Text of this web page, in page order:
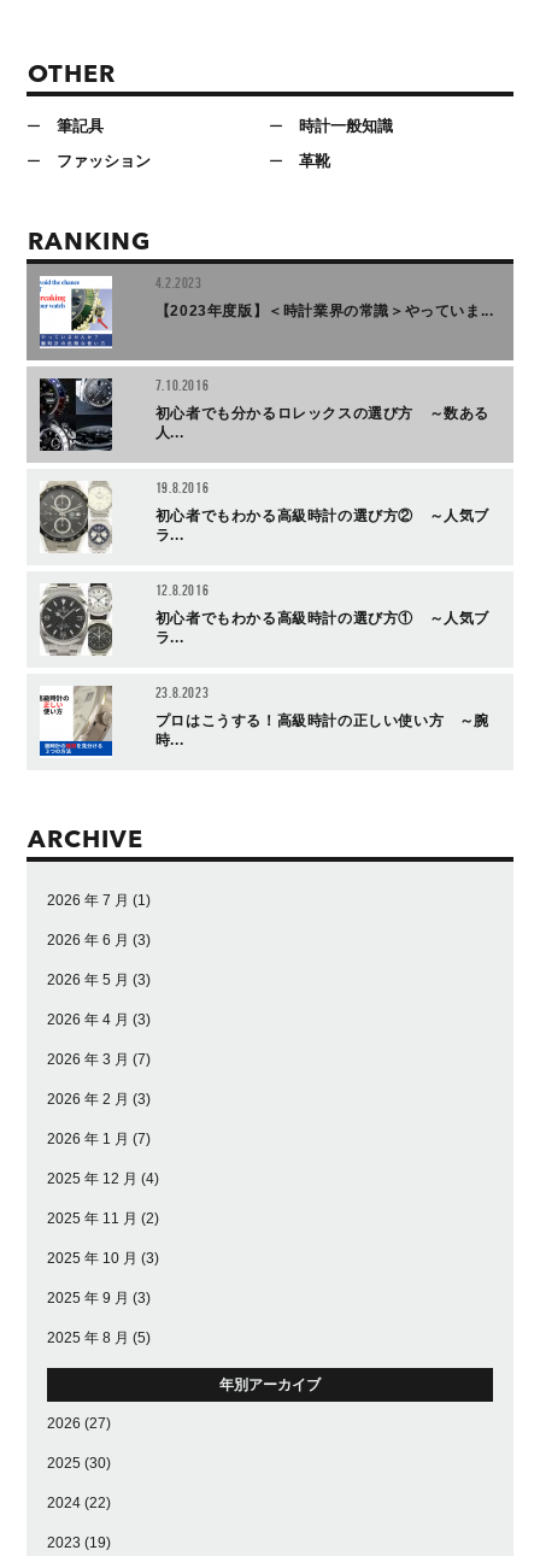
OTHER
筆記具
時計一般知識
ファッション
革靴
RANKING
4.2.2023
【2023年度版】＜時計業界の常識＞やっていま...
7.10.2016
初心者でも分かるロレックスの選び方 ～数ある
人...
19.8.2016
初心者でもわかる高級時計の選び方② ～人気ブ
ラ...
12.8.2016
初心者でもわかる高級時計の選び方① ～人気ブ
ラ...
23.8.2023
プロはこうする！高級時計の正しい使い方 ～腕
時...
ARCHIVE
2026 年 7 月 (1)
2026 年 6 月 (3)
2026 年 5 月 (3)
2026 年 4 月 (3)
2026 年 3 月 (7)
2026 年 2 月 (3)
2026 年 1 月 (7)
2025 年 12 月 (4)
2025 年 11 月 (2)
2025 年 10 月 (3)
2025 年 9 月 (3)
2025 年 8 月 (5)
年別アーカイブ
2026 (27)
2025 (30)
2024 (22)
2023 (19)